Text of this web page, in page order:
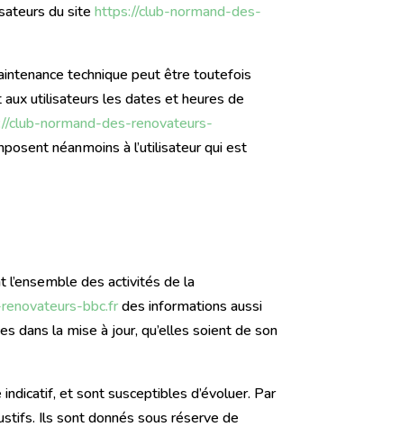
du site https://club-normand-des-
technique peut être toutefois
utilisateurs les dates et heures de
club-normand-des-renovateurs-
néanmoins à l’utilisateur qui est
l’ensemble des activités de la
bbc.frdes informations aussi
dans la mise à jour, qu’elles soient de son
et sont susceptibles d’évoluer. Par
Ils sont donnés sous réserve de